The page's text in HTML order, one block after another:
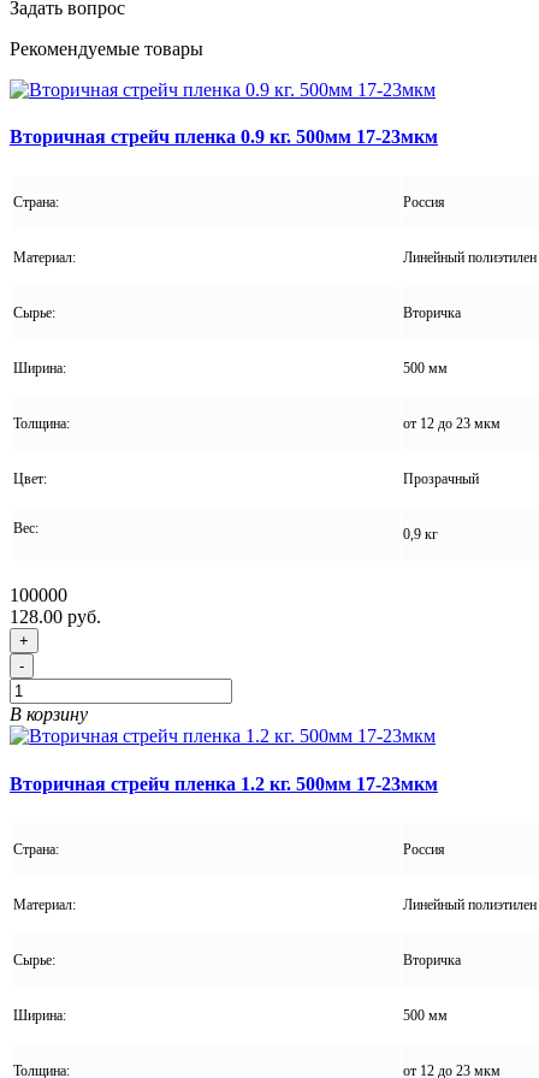
Задать вопрос
Рекомендуемые товары
Вторичная стрейч пленка 0.9 кг. 500мм 17-23мкм
Страна: Россия
Материал: Линейный полиэтилен
Сырье: Вторичка
Ширина: 500 мм
Толщина: от 12 до 23 мкм
Цвет: Прозрачный
Вес: 0,9 кг
100000
128.00 руб.
+
-
В корзину
Вторичная стрейч пленка 1.2 кг. 500мм 17-23мкм
Страна: Россия
Материал: Линейный полиэтилен
Сырье: Вторичка
Ширина: 500 мм
Толщина: от 12 до 23 мкм